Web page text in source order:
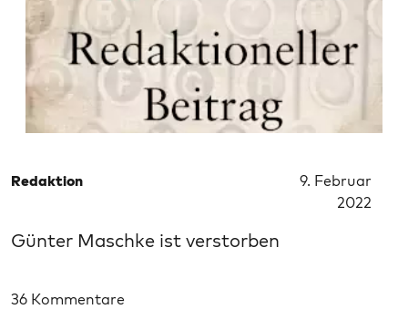
Redaktion
9. Februar
2022
Günter Maschke ist verstorben
36 Kommentare